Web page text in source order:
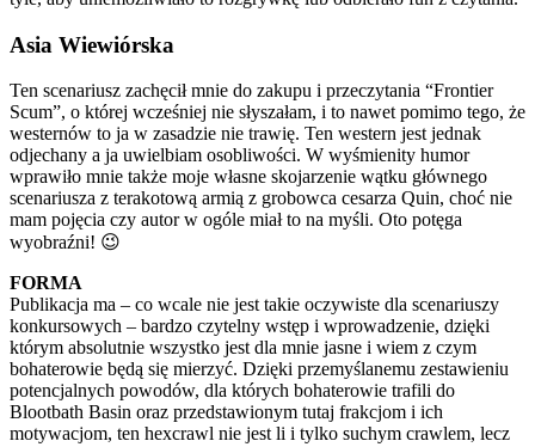
Asia Wiewiórska
Ten scenariusz zachęcił mnie do zakupu i przeczytania “Frontier
Scum”, o której wcześniej nie słyszałam, i to nawet pomimo tego, że
westernów to ja w zasadzie nie trawię. Ten western jest jednak
odjechany a ja uwielbiam osobliwości. W wyśmienity humor
wprawiło mnie także moje własne skojarzenie wątku głównego
scenariusza z terakotową armią z grobowca cesarza Quin, choć nie
mam pojęcia czy autor w ogóle miał to na myśli. Oto potęga
wyobraźni! 😉
FORMA
Publikacja ma – co wcale nie jest takie oczywiste dla scenariuszy
konkursowych – bardzo czytelny wstęp i wprowadzenie, dzięki
którym absolutnie wszystko jest dla mnie jasne i wiem z czym
bohaterowie będą się mierzyć. Dzięki przemyślanemu zestawieniu
potencjalnych powodów, dla których bohaterowie trafili do
Blootbath Basin oraz przedstawionym tutaj frakcjom i ich
motywacjom, ten hexcrawl nie jest li i tylko suchym crawlem, lecz